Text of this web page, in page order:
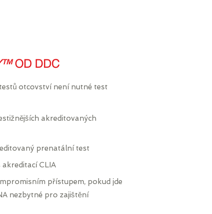
OD DDC
otcovství není nutné test
akreditovaných
prenatální test
CLIA
přístupem, pokud jde
nezbytné pro zajištění